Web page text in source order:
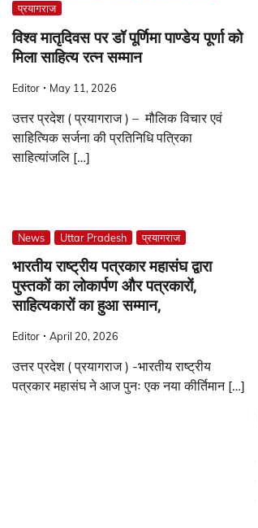
प्रयागराज
विश्व मातृदिवस पर डॉ पूर्णिमा पाण्डेय पूर्णा को
मिला साहित्य रत्न सम्मान
Editor May 11, 2026
उत्तर प्रदेश ( प्रयागराज ) – मौलिक विचार एवं
साहित्यिक सर्जना की प्रतिनिधि पत्रिका
साहित्यांजलि […]
News Uttar Pradesh प्रयागराज
भारतीय राष्ट्रीय पत्रकार महासंघ द्वारा
पुस्तकों का लोकार्पण और पत्रकारों,
साहित्यकारों का हुआ सम्मान,
Editor April 20, 2026
उत्तर प्रदेश ( प्रयागराज ) -भारतीय राष्ट्रीय
पत्रकार महासंघ ने आज पुनः एक नया कीर्तिमान […]